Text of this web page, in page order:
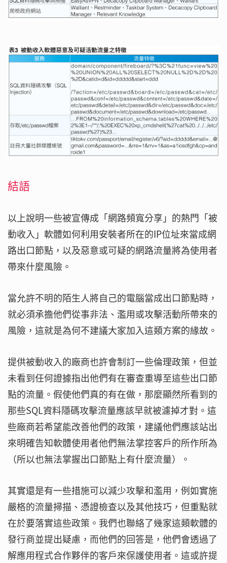
結語
以上說明一些被宣傳成「網路頻寬分享」的熱門「被
動收入」軟體如何利用安裝者所在的IP位址來當成網
路出口節點，以及惡意或可疑的網路流量將為使用者
帶來什麼風險。
當允許不明的陌生人將自己的電腦當成出口節點時，
就必須承擔他們從事非法、濫用或攻擊活動所帶來的
風險，這就是為何不建議大家加入這類方案的緣故。
提供被動收入的廠商也許會制訂一些倫理政策，但並
未看到任何證據指出他們有在審查重導至這些出口節
點的流量。假使他們真的有在做，那麼顯然所看到的
那些SQL資料隱碼攻擊流量應該早就被濾掉才對。這
些廠商若希望能改善他們的政策，建議他們應該站出
來明確告知軟體使用者他們無法掌控客戶的所作所為
（所以也無法掌握出口節點上有什麼流量）。
其實還是有一些措施可以減少攻擊和濫用，例如實施
嚴格的流量掃描、憑證檢查以及其他技巧，但重點就
在於要落實這些政策。我們也聯絡了幾家這類軟體的
發行商並提出疑慮，而他們的回答是，他們會透過了
解應用程式合作夥伴的客戶來保護使用者。這或許提